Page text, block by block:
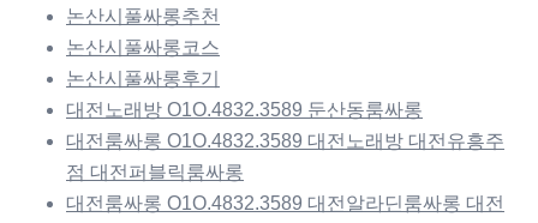
논산시풀싸롱추천
논산시풀싸롱코스
논산시풀싸롱후기
대전노래방 O1O.4832.3589 둔산동룸싸롱
대전룸싸롱 O1O.4832.3589 대전노래방 대전유흥주
점 대전퍼블릭룸싸롱
대전룸싸롱 O1O.4832.3589 대전알라딘룸싸롱 대전